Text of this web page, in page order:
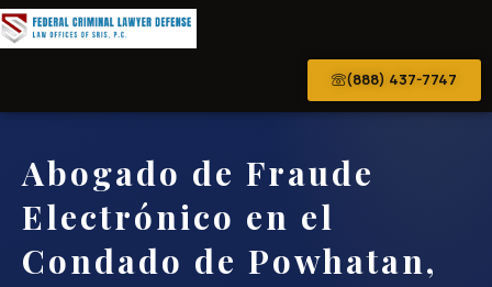
(888) 437-7747
Abogado de Fraude
Electrónico en el
Condado de Powhatan,